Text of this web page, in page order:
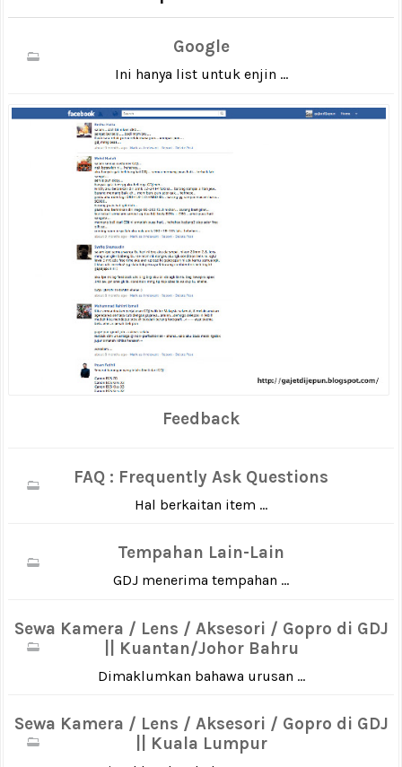
Google
Ini hanya list untuk enjin ...
Feedback
FAQ : Frequently Ask Questions
Hal berkaitan item ...
Tempahan Lain-Lain
GDJ menerima tempahan ...
Sewa Kamera / Lens / Aksesori / Gopro di GDJ
|| Kuantan/Johor Bahru
Dimaklumkan bahawa urusan ...
Sewa Kamera / Lens / Aksesori / Gopro di GDJ
|| Kuala Lumpur